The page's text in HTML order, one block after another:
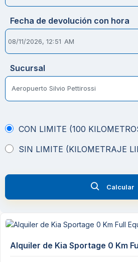
Fecha de devolución con hora
Sucursal
Aeropuerto Silvio Pettirossi
CON LIMITE (100
SIN LIMITE (KILOMETRAJE
Calcular
Alquiler de Kia Sportage 0 Km